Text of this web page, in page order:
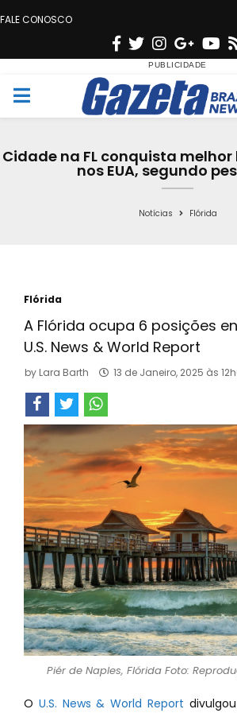
FALE CONOSCO
F
c
e
o
T
w
i
t
e
n
s
t
g
r
a
G
o
o
g
e
Y
u
t
b
M
Cidade na FL conquista
nos EUA, segundo
Notícias Flórida
Flórida
A Flórida ocupa 6 posições
U.S. News & World Report
by Lara Barth 13 de Janeiro, 2025 às
Piér de Naples, Flórida Foto:
O U.S. News & World Report